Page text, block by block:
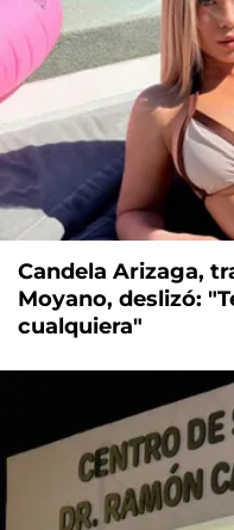
Candela Arizaga,
Moyano, deslizó:
cualquiera"